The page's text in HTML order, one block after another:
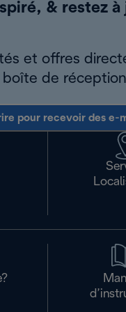
& restez à
et offres
de
pour recevoir des e-